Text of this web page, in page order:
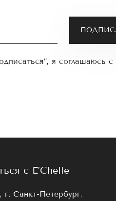
я соглашаюсь с
с E’Chelle
г. Санкт-Петербург,